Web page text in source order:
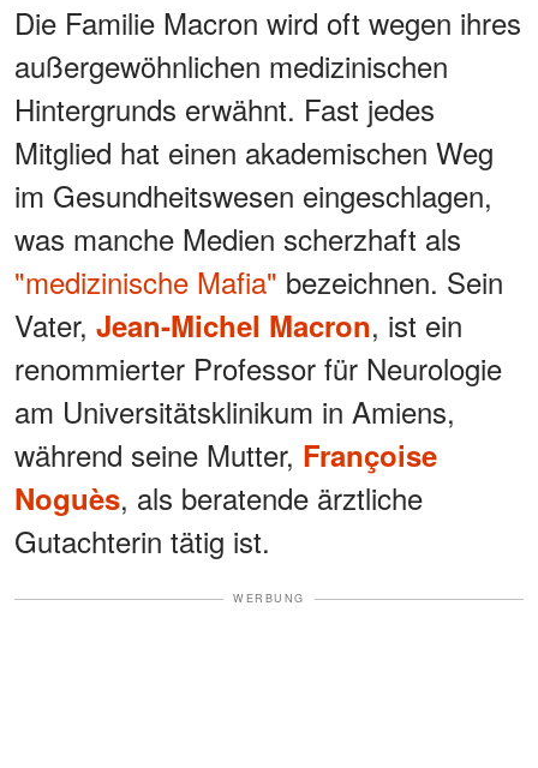
Die Familie Macron wird oft wegen ihres
außergewöhnlichen medizinischen
Hintergrunds erwähnt. Fast jedes
Mitglied hat einen akademischen Weg
im Gesundheitswesen eingeschlagen,
was manche Medien scherzhaft als
"medizinische Mafia" bezeichnen. Sein
Vater, Jean-Michel Macron, ist ein
renommierter Professor für Neurologie
am Universitätsklinikum in Amiens,
während seine Mutter, Françoise
Noguès, als beratende ärztliche
Gutachterin tätig ist.
WERBUNG